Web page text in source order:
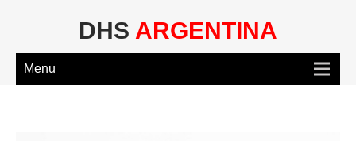
DHS ARGENTINA
Menu